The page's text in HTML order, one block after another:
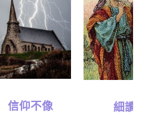
信仰不像
細讀